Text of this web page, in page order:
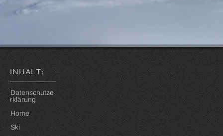
INHALT:
Datenschutze
rklärung
Home
Ski